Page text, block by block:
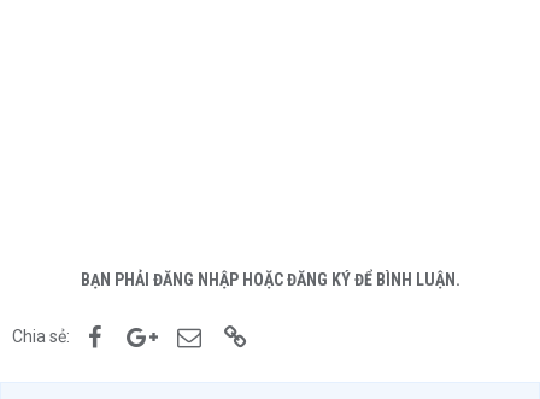
BẠN PHẢI ĐĂNG NHẬP HOẶC ĐĂNG KÝ ĐỂ BÌNH LUẬN.
Chia sẻ: FacebookGoogle+Email